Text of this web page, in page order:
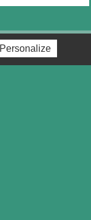
Personalize